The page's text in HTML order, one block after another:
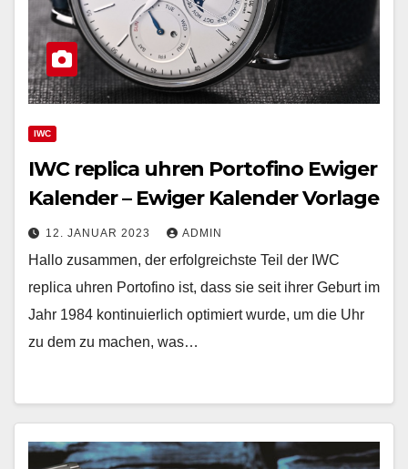
IWC
IWC replica uhren Portofino Ewiger
Kalender – Ewiger Kalender Vorlage
12. JANUAR 2023 ADMIN
Hallo zusammen, der erfolgreichste Teil der IWC
replica uhren Portofino ist, dass sie seit ihrer Geburt im
Jahr 1984 kontinuierlich optimiert wurde, um die Uhr
zu dem zu machen, was…